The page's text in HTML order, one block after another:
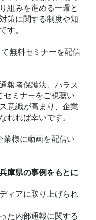
組みを進める一環と
策に関する制度や知
す。
無料セミナーを配信
報者保護法、ハラス
セミナーをご視聴い
意識が高まり、企業
れれば幸いです。
業様に動画を配信い
庫県の事例をもとに
ィアに取り上げられ
た内部通報に関する